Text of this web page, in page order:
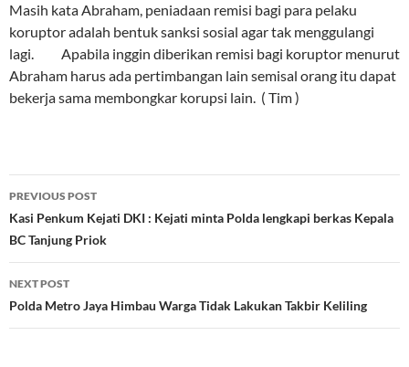
Masih kata Abraham, peniadaan remisi bagi para pelaku
koruptor adalah bentuk sanksi sosial agar tak menggulangi
lagi. Apabila inggin diberikan remisi bagi koruptor menurut
Abraham harus ada pertimbangan lain semisal orang itu dapat
bekerja sama membongkar korupsi lain. ( Tim )
Post
navigation
PREVIOUS POST
Kasi Penkum Kejati DKI : Kejati minta Polda lengkapi berkas Kepala
BC Tanjung Priok
NEXT POST
Polda Metro Jaya Himbau Warga Tidak Lakukan Takbir Keliling